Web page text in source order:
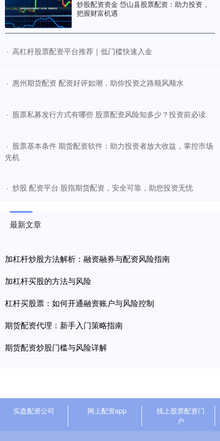
炒股配资资金 岱山县股票配资：助力投资，
把握财富机遇
· ​高杠杆股票配资平台推荐｜低门槛快速入金
· ​惠州期货配资 配资好评如潮，助你投资之路顺风顺水
· ​股票私募发行方式有哪些 股票配资风险知多少？投资前必读
· ​股票基本条件 期货配资软件：助力投资者放大收益，掌控市场
先机
· ​炒股 配资平台 股指期货配资，安全可靠，助您投资无忧
最新文章
加杠杆炒股方法解析：融资融券与配资风险指南
加杠杆买股的方法与风险
杠杆买股票：如何开通融资账户与风险控制
期货配资代理：新手入门策略指南
期货配资炒股门槛与风险详解
实盘配资公司 网上配资app
线上股票配资门
户